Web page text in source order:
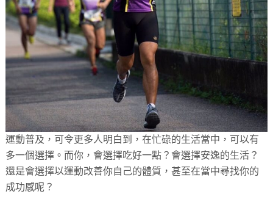
運動普及，可令更多人明白到，在忙碌的生活當中，可以有
多一個選擇。而你，會選擇吃好一點？會選擇安逸的生活？
還是會選擇以運動改善你自己的體質，甚至在當中尋找你的
成功感呢？